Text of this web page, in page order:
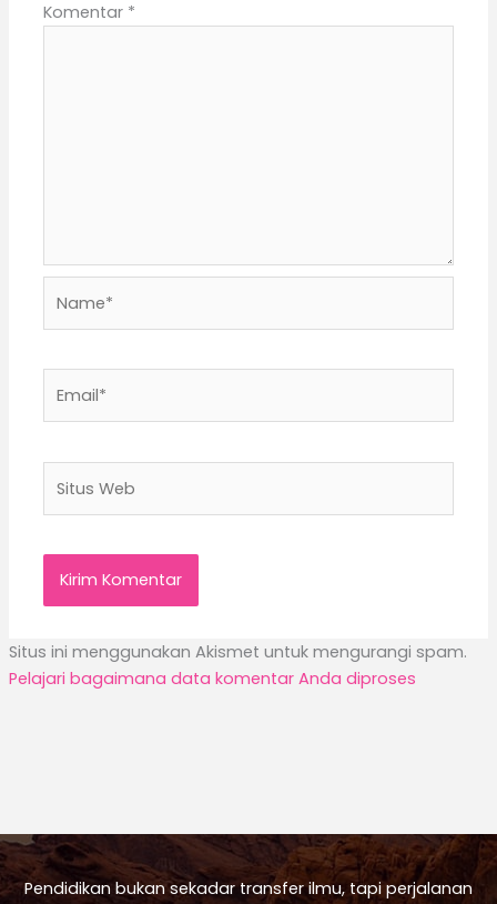
Komentar *
Web
Situs ini menggunakan Akismet untuk mengurangi spam.
Pelajari bagaimana data komentar Anda diproses
Pendidikan bukan sekadar transfer ilmu, tapi perjalanan